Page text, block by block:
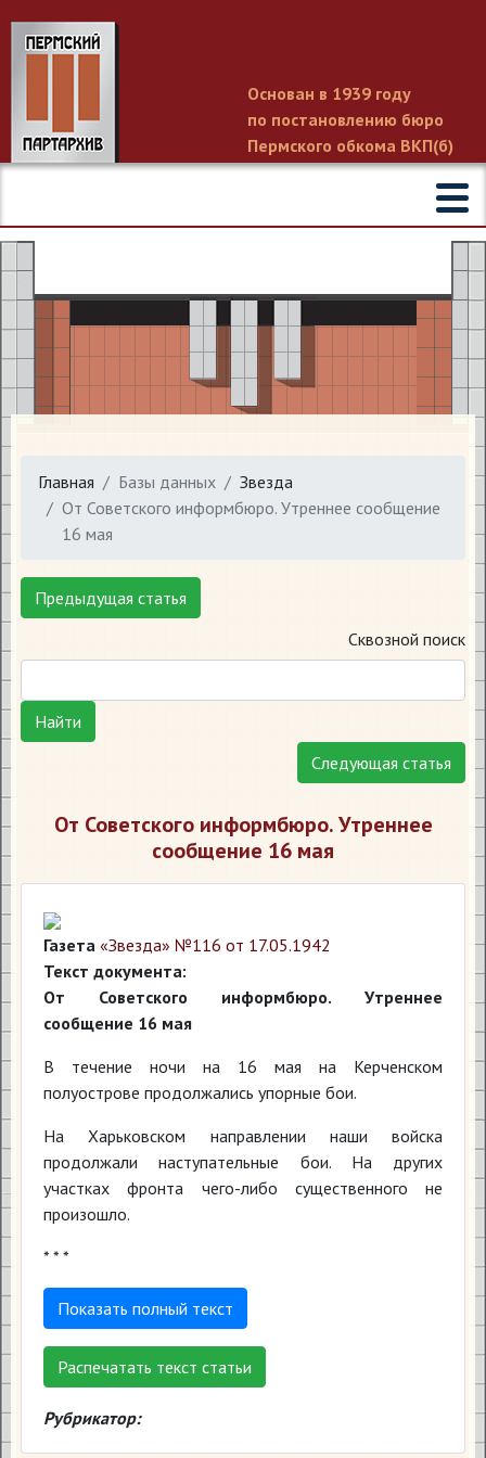
Основан в 1939 году
по постановлению бюро
Пермского обкома ВКП(б)
Главная Базы данных
Звезда
От Советского информбюро. Утреннее сообщение
16 мая
Предыдущая статья
Сквозной поиск
Найти
Следующая статья
От Советского информбюро. Утреннее
сообщение 16 мая
Газета «Звезда» №116 от 17.05.1942
Текст документа:
От Советского информбюро. Утреннее
сообщение 16 мая
В течение ночи на 16 мая на Керченском
полуострове продолжались упорные бои.
На Харьковском направлении наши войска
продолжали наступательные бои. На других
участках фронта чего-либо существенного не
произошло.
* * *
Показать полный текст
Распечатать текст статьи
Рубрикатор: